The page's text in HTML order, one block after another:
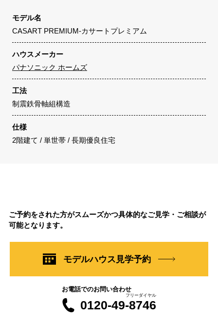
モデル名
CASART PREMIUM-カサートプレミアム
ハウスメーカー
パナソニック ホームズ
工法
制震鉄骨軸組構造
仕様
2階建て / 単世帯 / 長期優良住宅
ご予約をされた方がスムーズかつ具体的なご見学・ご相談が
可能となります。
モデルハウス見学予約
お電話でのお問い合わせ
0120-49-8746
フリーダイヤル